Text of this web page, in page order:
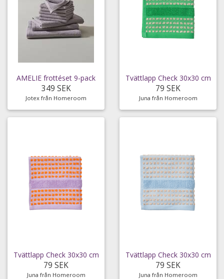
AMELIE frottéset 9-pack
349 SEK
Jotex från Homeroom
Tvättlapp Check 30x30 cm
79 SEK
Juna från Homeroom
Tvättlapp Check 30x30 cm
79 SEK
Juna från Homeroom
Tvättlapp Check 30x30 cm
79 SEK
Juna från Homeroom